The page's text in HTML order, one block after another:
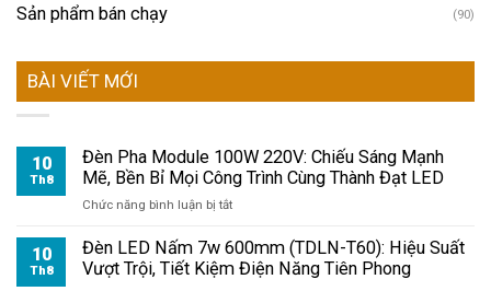
Sản phẩm bán chạy (90)
BÀI VIẾT MỚI
10
Th8
Đèn Pha Module 100W 220V: Chiếu Sáng Mạnh
Mẽ, Bền Bỉ Mọi Công Trình Cùng Thành Đạt LED
Chức năng bình luận bị tắtở
Pha
Module
100W
10
Th8
Đèn LED Nấm 7w 600mm (TDLN-T60): Hiệu Suất
Vượt Trội, Tiết Kiệm Điện Năng Tiên Phong